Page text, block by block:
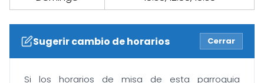
Sugerir cambio de horarios Cerrar
Si los horarios de misa de esta parroquia